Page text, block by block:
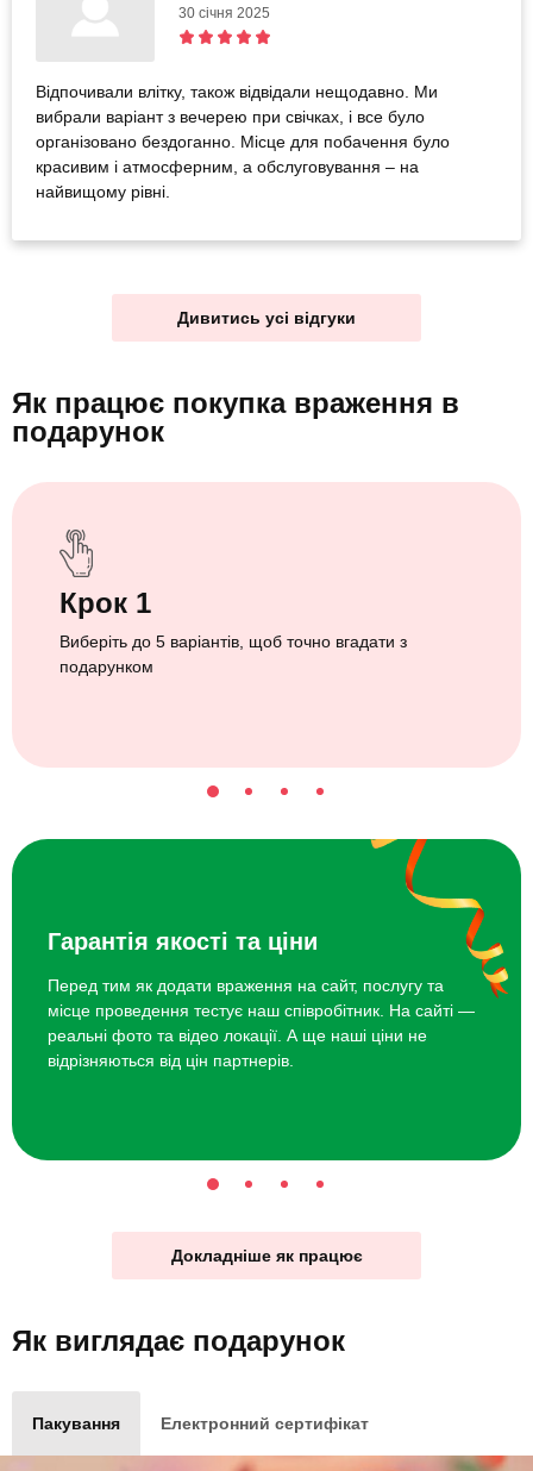
30 січня 2025
Відпочивали влітку, також відвідали нещодавно. Ми
вибрали варіант з вечерею при свічках, і все було
організовано бездоганно. Місце для побачення було
красивим і атмосферним, а обслуговування – на
найвищому рівні.
Дивитись усі відгуки
Як працює покупка враження в
подарунок
Крок 1
Виберіть до 5 варіантів, щоб точно вгадати з
подарунком
Гарантія якості та ціни
Перед тим як додати враження на сайт, послугу та
місце проведення тестує наш співробітник. На сайті —
реальні фото та відео локації. А ще наші ціни не
відрізняються від цін партнерів.
Докладніше як працює
Як виглядає подарунок
Пакування Електронний сертифікат